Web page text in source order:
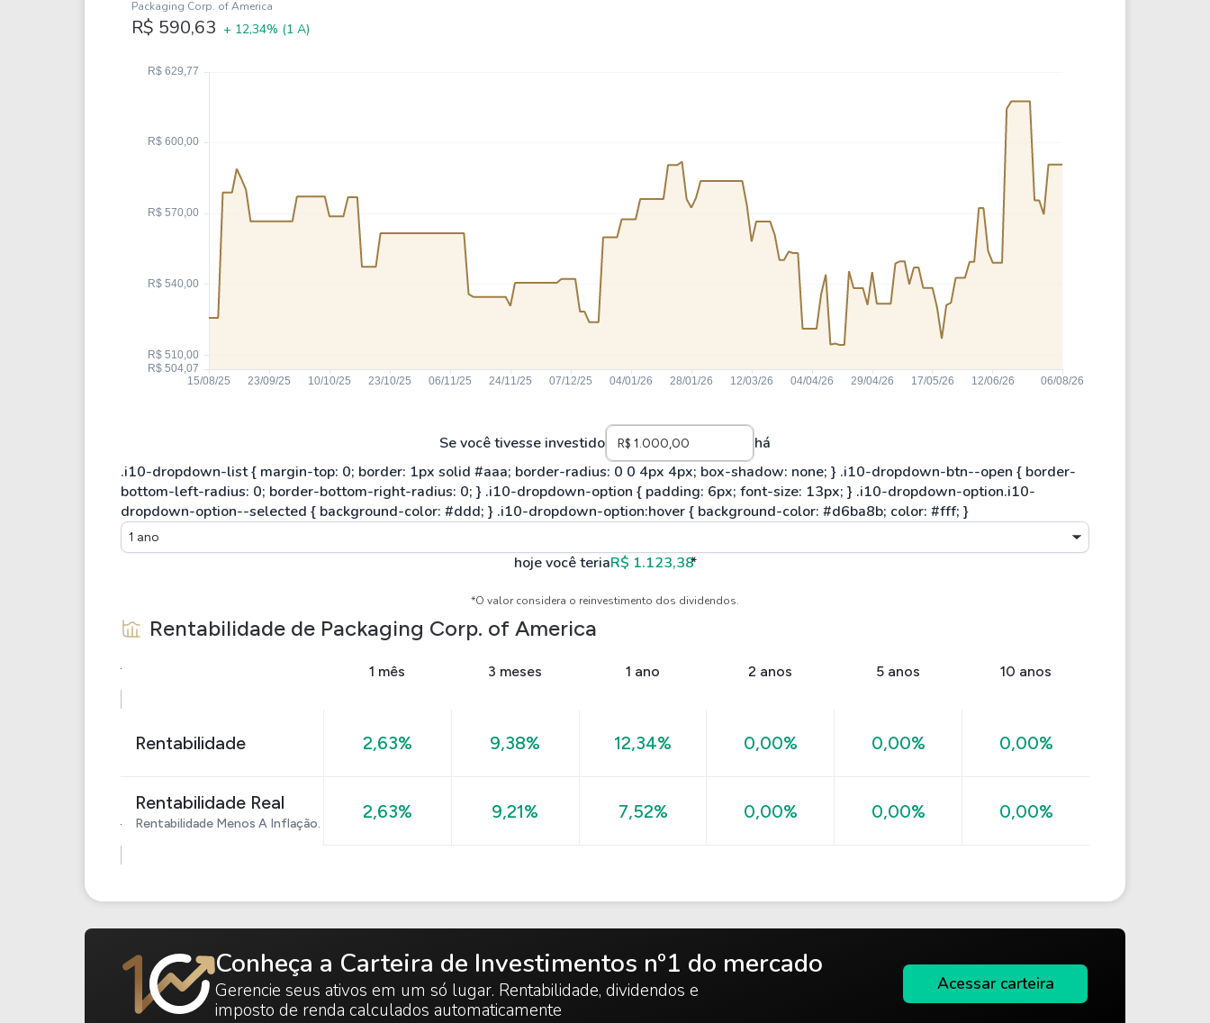
Klabin
KNRI11
Packaging Corp. of America
R$ 590,63 + 12,34% (1 A)
Se você tivesse investido há
1 ano
hoje você teriaR$ 1.123,38*
*O valor considera o reinvestimento dos dividendos.
Rentabilidade de Packaging Corp. of America
1 mês 3 meses 1 ano 2 anos 5 anos 10 anos
Rentabilidade 2,63% 9,38% 12,34% 0,00% 0,00% 0,00%
Rentabilidade Real
Rentabilidade Menos A Inflação.
2,63% 9,21% 7,52% 0,00% 0,00% 0,00%
Conheça a Carteira de Investimentos nº1 do mercado
Gerencie seus ativos em um só lugar. Rentabilidade, dividendos e
imposto de renda calculados automaticamente
Acessar carteira